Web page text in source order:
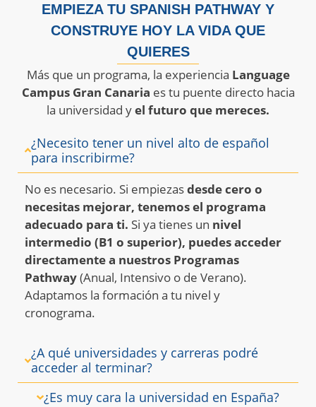
EMPIEZA TU SPANISH PATHWAY Y
CONSTRUYE HOY LA VIDA QUE
QUIERES
Más que un programa, la experiencia Language
Campus Gran Canaria es tu puente directo hacia
la universidad yel futuro que mereces.
¿Necesito tener un nivel alto de español
para inscribirme?
No es necesario. Si empiezasdesde cero o
necesitas mejorar, tenemos el programa
adecuado para ti. Si ya tienes un nivel
intermedio (B1 o superior), puedes acceder
directamente a nuestros Programas
Pathway(Anual, Intensivo o de Verano).
Adaptamos la formación a tu nivel y
cronograma.
¿A qué universidades y carreras podré
acceder al terminar?
¿Es muy cara la universidad en España?